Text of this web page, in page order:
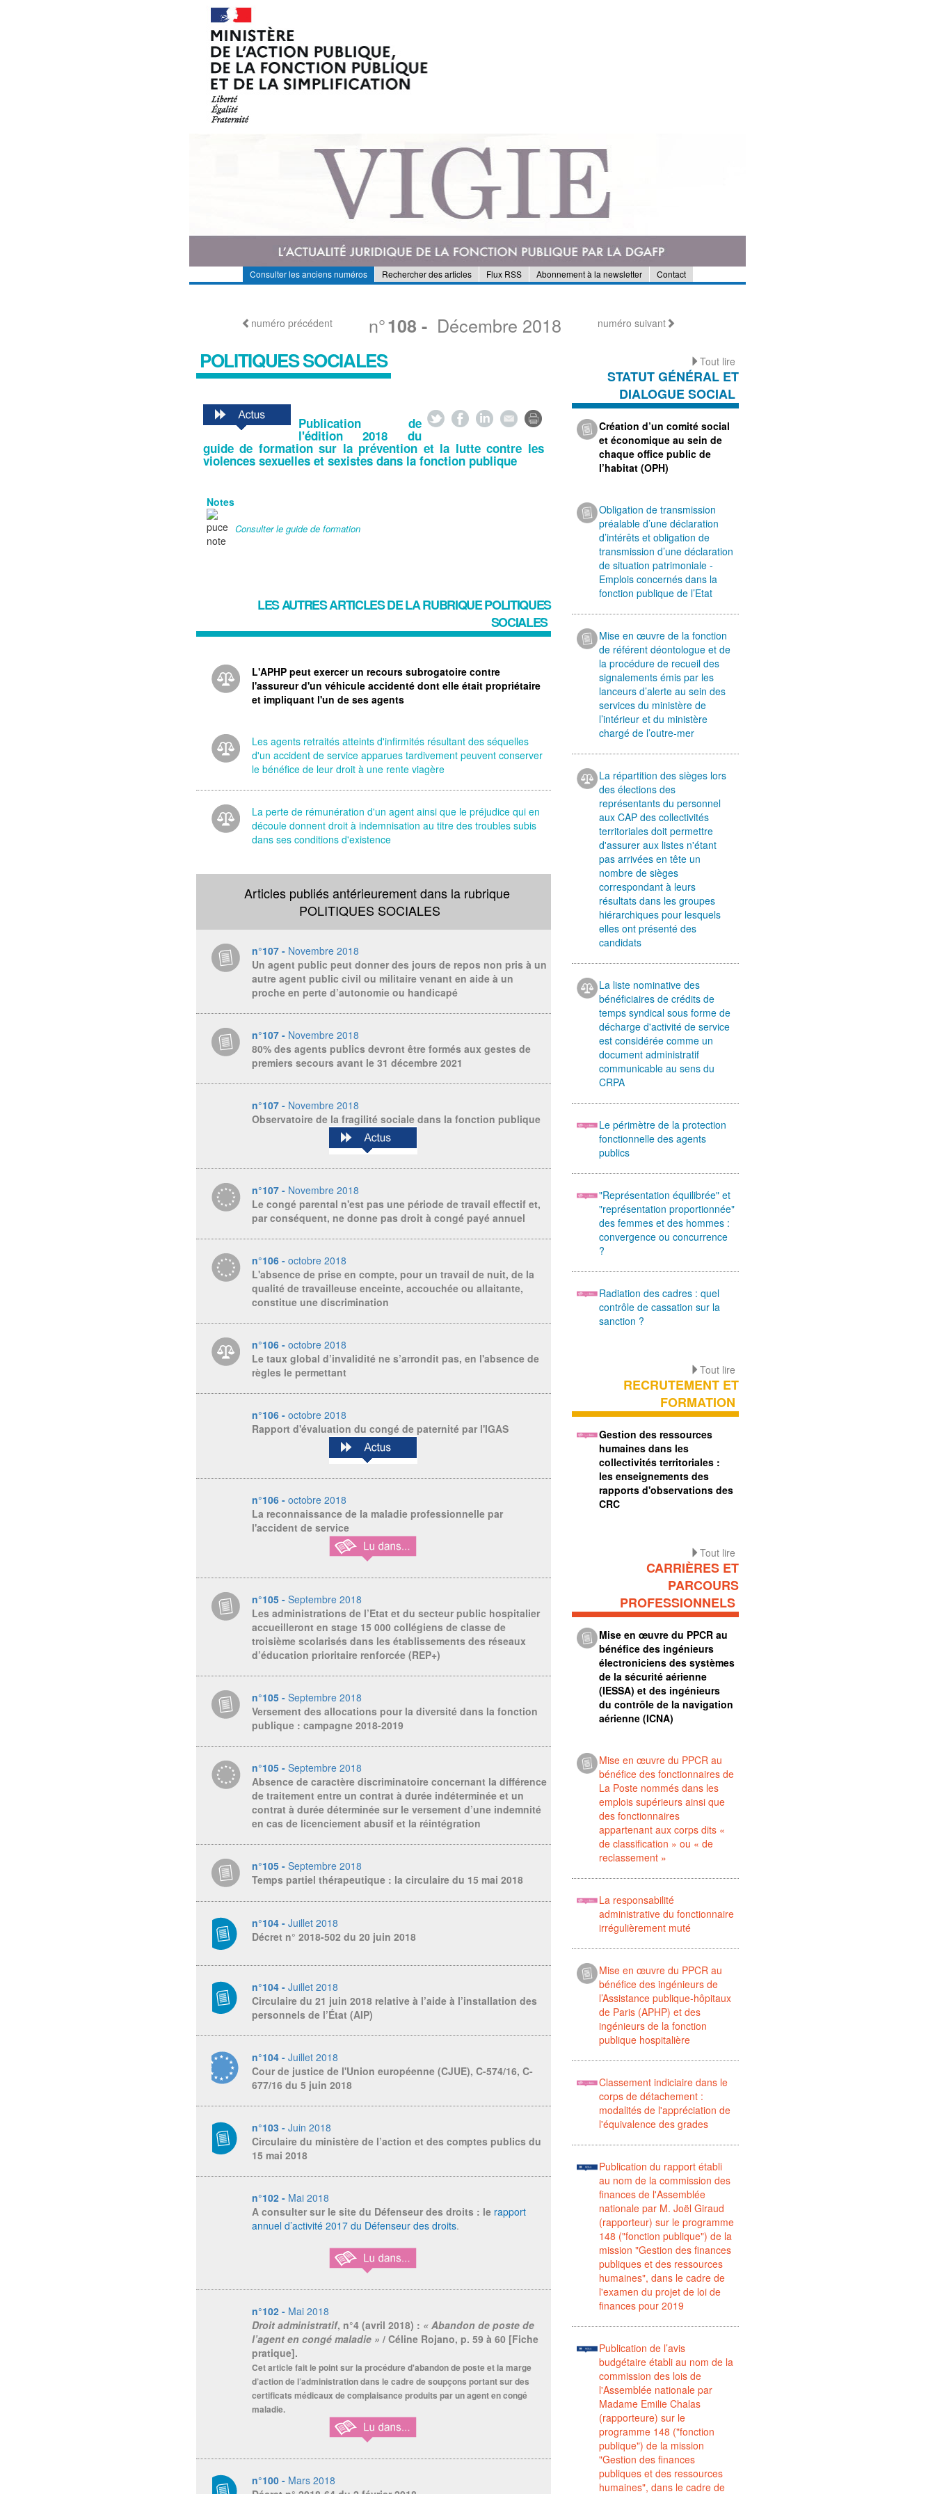
Consulter les anciens numéros Rechercher des articles Flux RSS Abonnement à la newsletter Contact
numéro précédent n°108 - Décembre 2018 numéro suivant
POLITIQUES SOCIALES
Publication de
l'édition 2018 du
guide de formation sur la prévention et la lutte contre les
violences sexuelles et sexistes dans la fonction publique
Notes
Consulter le guide de formation
LES AUTRES ARTICLES DE LA RUBRIQUEPOLITIQUES
SOCIALES
L'APHP peut exercer un recours subrogatoire contre
l'assureur d'un véhicule accidenté dont elle était propriétaire
et impliquant l'un de ses agents
Les agents retraités atteints d'infirmités résultant des séquelles
d'un accident de service apparues tardivement peuvent conserver
le bénéfice de leur droit à une rente viagère
La perte de rémunération d'un agent ainsi que le préjudice qui en
découle donnent droit à indemnisation au titre des troubles subis
dans ses conditions d'existence
Articles publiés antérieurement dans la rubrique
POLITIQUES SOCIALES
n°107 - Novembre 2018
Un agent public peut donner des jours de repos non pris à un
autre agent public civil ou militaire venant en aide à un
proche en perte d’autonomie ou handicapé
n°107 - Novembre 2018
80% des agents publics devront être formés aux gestes de
premiers secours avant le 31 décembre 2021
n°107 - Novembre 2018
Observatoire de la fragilité sociale dans la fonction publique
n°107 - Novembre 2018
Le congé parental n'est pas une période de travail effectif et,
par conséquent, ne donne pas droit à congé payé annuel
n°106 - octobre 2018
L'absence de prise en compte, pour un travail de nuit, de la
qualité de travailleuse enceinte, accouchée ou allaitante,
constitue une discrimination
n°106 - octobre 2018
Le taux global d’invalidité ne s’arrondit pas, en l'absence de
règles le permettant
n°106 - octobre 2018
Rapport d'évaluation du congé de paternité par l'IGAS
n°106 - octobre 2018
La reconnaissance de la maladie professionnelle par
l'accident de service
n°105 - Septembre 2018
Les administrations de l’Etat et du secteur public hospitalier
accueilleront en stage 15 000 collégiens de classe de
troisième scolarisés dans les établissements des réseaux
d’éducation prioritaire renforcée (REP+)
n°105 - Septembre 2018
Versement des allocations pour la diversité dans la fonction
publique : campagne 2018-2019
n°105 - Septembre 2018
Absence de caractère discriminatoire concernant la différence
de traitement entre un contrat à durée indéterminée et un
contrat à durée déterminée sur le versement d’une indemnité
en cas de licenciement abusif et la réintégration
n°105 - Septembre 2018
Temps partiel thérapeutique : la circulaire du 15 mai 2018
n°104 - Juillet 2018
Décret n° 2018-502 du 20 juin 2018
n°104 - Juillet 2018
Circulaire du 21 juin 2018 relative à l’aide à l’installation des
personnels de l’État (AIP)
n°104 - Juillet 2018
Cour de justice de l'Union européenne (CJUE), C-574/16, C-
677/16 du 5 juin 2018
n°103 - Juin 2018
Circulaire du ministère de l’action et des comptes publics du
15 mai 2018
n°102 - Mai 2018
A consulter sur le site du Défenseur des droits : le rapport
annuel d’activité 2017 du Défenseur des droits.
n°102 - Mai 2018
Droit administratif, n°4 (avril 2018) : « Abandon de poste de
l’agent en congé maladie » / Céline Rojano, p. 59 à 60 [Fiche
pratique].
Cet article fait le point sur la procédure d'abandon de poste et la marge
d’action de l’administration dans le cadre de soupçons portant sur des
certificats médicaux de complaisance produits par un agent en congé
maladie.
n°100 - Mars 2018
Tout lire
STATUT GÉNÉRAL ET
DIALOGUE SOCIAL
Création d’un comité social
et économique au sein de
chaque office public de
l’habitat (OPH)
Obligation de transmission
préalable d’une déclaration
d’intérêts et obligation de
transmission d’une déclaration
de situation patrimoniale -
Emplois concernés dans la
fonction publique de l’Etat
Mise en œuvre de la fonction
de référent déontologue et de
la procédure de recueil des
signalements émis par les
lanceurs d’alerte au sein des
services du ministère de
l’intérieur et du ministère
chargé de l’outre-mer
La répartition des sièges lors
des élections des
représentants du personnel
aux CAP des collectivités
territoriales doit permettre
d'assurer aux listes n'étant
pas arrivées en tête un
nombre de sièges
correspondant à leurs
résultats dans les groupes
hiérarchiques pour lesquels
elles ont présenté des
candidats
La liste nominative des
bénéficiaires de crédits de
temps syndical sous forme de
décharge d'activité de service
est considérée comme un
document administratif
communicable au sens du
CRPA
Le périmètre de la protection
fonctionnelle des agents
publics
"Représentation équilibrée" et
"représentation proportionnée"
des femmes et des hommes :
convergence ou concurrence
?
Radiation des cadres : quel
contrôle de cassation sur la
sanction ?
Tout lire
RECRUTEMENT ET
FORMATION
Gestion des ressources
humaines dans les
collectivités territoriales :
les enseignements des
rapports d'observations des
CRC
Tout lire
CARRIÈRES ET
PARCOURS
PROFESSIONNELS
Mise en œuvre du PPCR au
bénéfice des ingénieurs
électroniciens des systèmes
de la sécurité aérienne
(IESSA) et des ingénieurs
du contrôle de la navigation
aérienne (ICNA)
Mise en œuvre du PPCR au
bénéfice des fonctionnaires de
La Poste nommés dans les
emplois supérieurs ainsi que
des fonctionnaires
appartenant aux corps dits «
de classification » ou « de
reclassement »
La responsabilité
administrative du fonctionnaire
irrégulièrement muté
Mise en œuvre du PPCR au
bénéfice des ingénieurs de
l’Assistance publique-hôpitaux
de Paris (APHP) et des
ingénieurs de la fonction
publique hospitalière
Classement indiciaire dans le
corps de détachement :
modalités de l'appréciation de
l'équivalence des grades
Publication du rapport établi
au nom de la commission des
finances de l'Assemblée
nationale par M. Joël Giraud
(rapporteur) sur le programme
148 ("fonction publique") de la
mission "Gestion des finances
publiques et des ressources
humaines", dans le cadre de
l'examen du projet de loi de
finances pour 2019
Publication de l’avis
budgétaire établi au nom de la
commission des lois de
l'Assemblée nationale par
Madame Emilie Chalas
(rapporteure) sur le
programme 148 ("fonction
publique") de la mission
"Gestion des finances
publiques et des ressources
humaines", dans le cadre de